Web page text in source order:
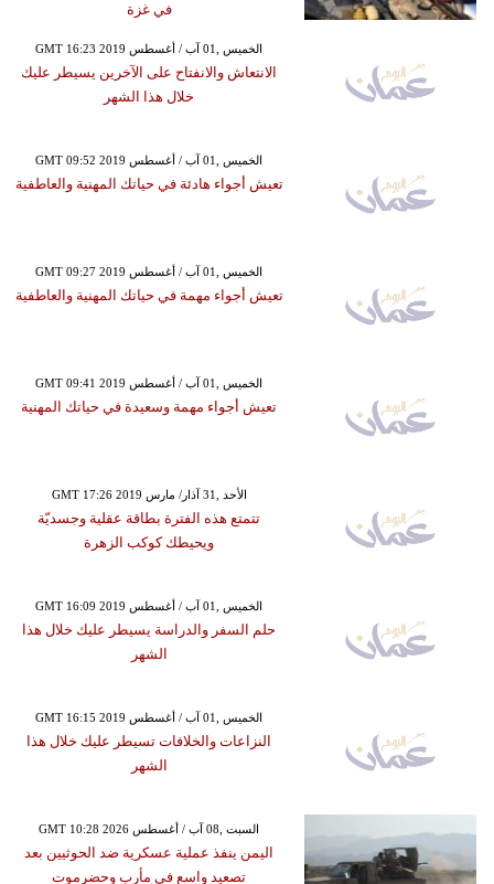
في غزة
GMT 16:23 2019 الخميس ,01 آب / أغسطس
الانتعاش والانفتاح على الآخرين يسيطر عليك
خلال هذا الشهر
GMT 09:52 2019 الخميس ,01 آب / أغسطس
تعيش أجواء هادئة في حياتك المهنية والعاطفية
GMT 09:27 2019 الخميس ,01 آب / أغسطس
تعيش أجواء مهمة في حياتك المهنية والعاطفية
GMT 09:41 2019 الخميس ,01 آب / أغسطس
تعيش أجواء مهمة وسعيدة في حياتك المهنية
GMT 17:26 2019 الأحد ,31 آذار/ مارس
تتمتع هذه الفترة بطاقة عقلية وجسديّة
ويحيطك كوكب الزهرة
GMT 16:09 2019 الخميس ,01 آب / أغسطس
حلم السفر والدراسة يسيطر عليك خلال هذا
الشهر
GMT 16:15 2019 الخميس ,01 آب / أغسطس
النزاعات والخلافات تسيطر عليك خلال هذا
الشهر
GMT 10:28 2026 السبت ,08 آب / أغسطس
اليمن ينفذ عملية عسكرية ضد الحوثيين بعد
تصعيد واسع في مأرب وحضرموت